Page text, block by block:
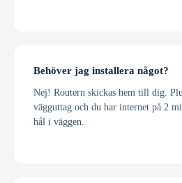
Behöver jag installera något?
Nej! Routern skickas hem till dig.
vägguttag och du har internet på 2
hål i väggen.